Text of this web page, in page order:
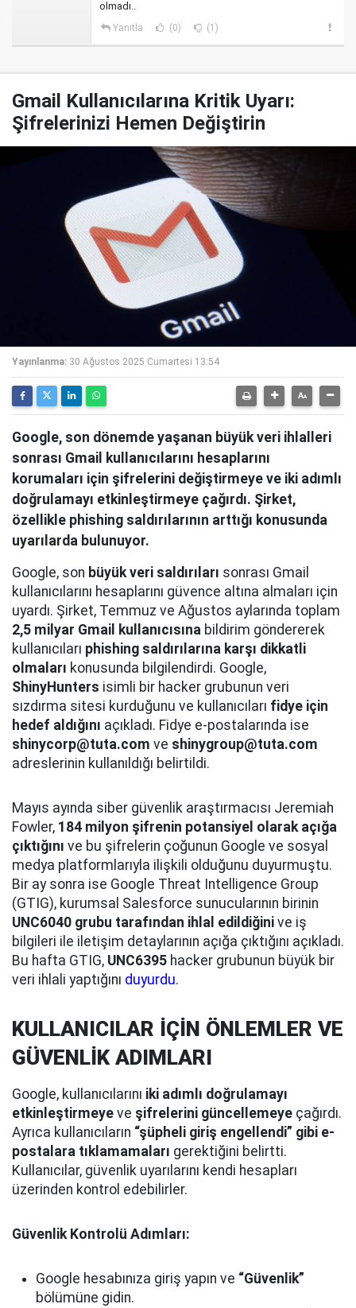
olmadı..
Yanıtla (0) (1)
Gmail Kullanıcılarına Kritik Uyarı:
Şifrelerinizi Hemen Değiştirin
Yayınlanma: 30 Ağustos 2025 Cumartesi 13:54
Google, son dönemde yaşanan büyük veri ihlalleri
sonrası Gmail kullanıcılarını hesaplarını
korumaları için şifrelerini değiştirmeye ve iki adımlı
doğrulamayı etkinleştirmeye çağırdı. Şirket,
özellikle phishing saldırılarının arttığı konusunda
uyarılarda bulunuyor.
Google, son büyük veri saldırıları sonrası Gmail
kullanıcılarını hesaplarını güvence altına almaları için
uyardı. Şirket, Temmuz ve Ağustos aylarında toplam
2,5 milyar Gmail kullanıcısına bildirim göndererek
kullanıcıları phishing saldırılarına karşı dikkatli
olmaları konusunda bilgilendirdi. Google,
ShinyHunters isimli bir hacker grubunun veri
sızdırma sitesi kurduğunu ve kullanıcıları fidye için
hedef aldığını açıkladı. Fidye e-postalarında ise
shinycorp@tuta.com ve shinygroup@tuta.com
adreslerinin kullanıldığı belirtildi.
Mayıs ayında siber güvenlik araştırmacısı Jeremiah
Fowler, 184 milyon şifrenin potansiyel olarak açığa
çıktığını ve bu şifrelerin çoğunun Google ve sosyal
medya platformlarıyla ilişkili olduğunu duyurmuştu.
Bir ay sonra ise Google Threat Intelligence Group
(GTIG), kurumsal Salesforce sunucularının birinin
UNC6040 grubu tarafından ihlal edildiğini ve iş
bilgileri ile iletişim detaylarının açığa çıktığını açıkladı.
Bu hafta GTIG, UNC6395 hacker grubunun büyük bir
veri ihlali yaptığını duyurdu.
KULLANICILAR İÇİN ÖNLEMLER VE
GÜVENLİK ADIMLARI
Google, kullanıcılarını iki adımlı doğrulamayı
etkinleştirmeye ve şifrelerini güncellemeye çağırdı.
Ayrıca kullanıcıların “şüpheli giriş engellendi” gibi e-
postalara tıklamamaları gerektiğini belirtti.
Kullanıcılar, güvenlik uyarılarını kendi hesapları
üzerinden kontrol edebilirler.
Güvenlik Kontrolü Adımları:
Google hesabınıza giriş yapın ve “Güvenlik”
bölümüne gidin.